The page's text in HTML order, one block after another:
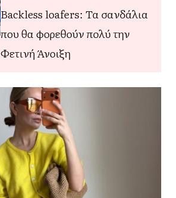
Backless loafers: Τα σανδάλια
που θα φορεθούν πολύ την
Φετινή Άνοιξη